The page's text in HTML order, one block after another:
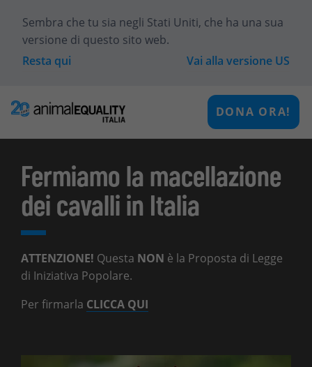
Sembra che tu sia negli Stati Uniti, che ha una sua
versione di questo sito web.
Resta qui
Vai alla versione US
DONA ORA!
Fermiamo la macellazione
dei cavalli in Italia
ATTENZIONE! Questa NON è la Proposta di Legge
di Iniziativa Popolare.
Per firmarla CLICCA QUI